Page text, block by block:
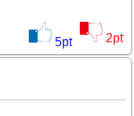
5pt 2pt